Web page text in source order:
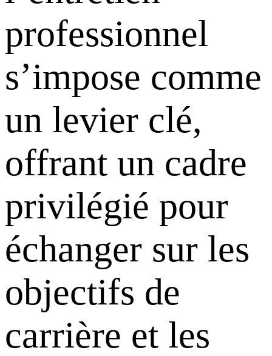
professionnel
s’impose comme
un levier clé,
offrant un cadre
privilégié pour
échanger sur les
objectifs de
carrière et les